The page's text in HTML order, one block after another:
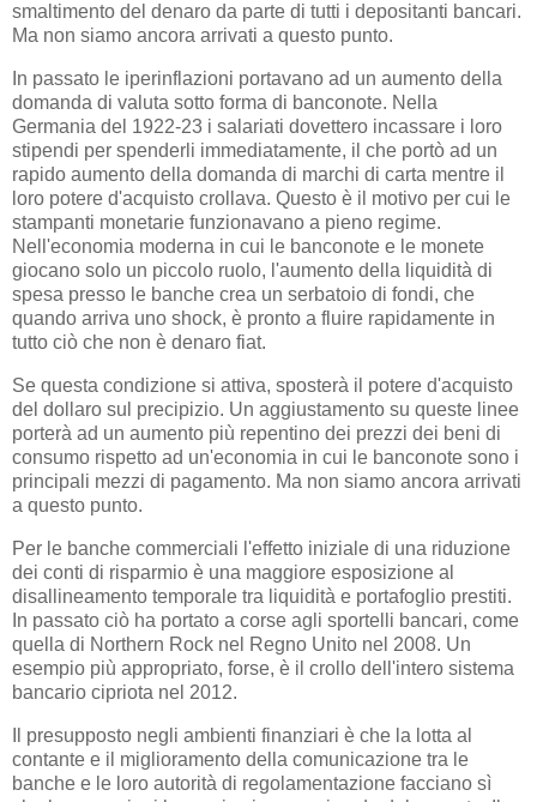
smaltimento del denaro da parte di tutti i depositanti bancari.
Ma non siamo ancora arrivati a questo punto.
In passato le iperinflazioni portavano ad un aumento della
domanda di valuta sotto forma di banconote. Nella
Germania del 1922-23 i salariati dovettero incassare i loro
stipendi per spenderli immediatamente, il che portò ad un
rapido aumento della domanda di marchi di carta mentre il
loro potere d'acquisto crollava. Questo è il motivo per cui le
stampanti monetarie funzionavano a pieno regime.
Nell'economia moderna in cui le banconote e le monete
giocano solo un piccolo ruolo, l'aumento della liquidità di
spesa presso le banche crea un serbatoio di fondi, che
quando arriva uno shock, è pronto a fluire rapidamente in
tutto ciò che non è denaro fiat.
Se questa condizione si attiva, sposterà il potere d'acquisto
del dollaro sul precipizio. Un aggiustamento su queste linee
porterà ad un aumento più repentino dei prezzi dei beni di
consumo rispetto ad un'economia in cui le banconote sono i
principali mezzi di pagamento. Ma non siamo ancora arrivati
a questo punto.
Per le banche commerciali l'effetto iniziale di una riduzione
dei conti di risparmio è una maggiore esposizione al
disallineamento temporale tra liquidità e portafoglio prestiti.
In passato ciò ha portato a corse agli sportelli bancari, come
quella di Northern Rock nel Regno Unito nel 2008. Un
esempio più appropriato, forse, è il crollo dell'intero sistema
bancario cipriota nel 2012.
Il presupposto negli ambienti finanziari è che la lotta al
contante e il miglioramento della comunicazione tra le
banche e le loro autorità di regolamentazione facciano sì